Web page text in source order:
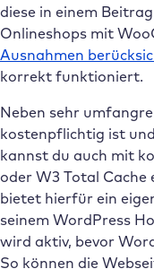
diese in einem
Onlineshops mit
Ausnahmen
korrekt funktioniert.
Neben sehr
kostenpflichtig ist
kannst du auch mit
oder W3 Total Cache
bietet hierfür ein
seinem WordPress
wird aktiv, bevor
So können die